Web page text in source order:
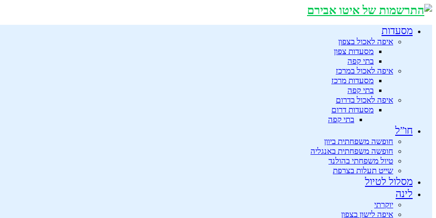
מסעדות
איפה לאכול בצפון
מסעדות צפון
בתי קפה
איפה לאכול במרכז
מסעדות מרכז
בתי קפה
איפה לאכול בדרום
מסעדות דרום
בתי קפה
חו”ל
חופשה משפחתית ביוון
חופשה משפחתית באנגליה
טיול משפחתי בהולנד
שייט תעלות בצרפת
מסלול לטיול
לינה
יוקרתי
איפה לישון בצפון